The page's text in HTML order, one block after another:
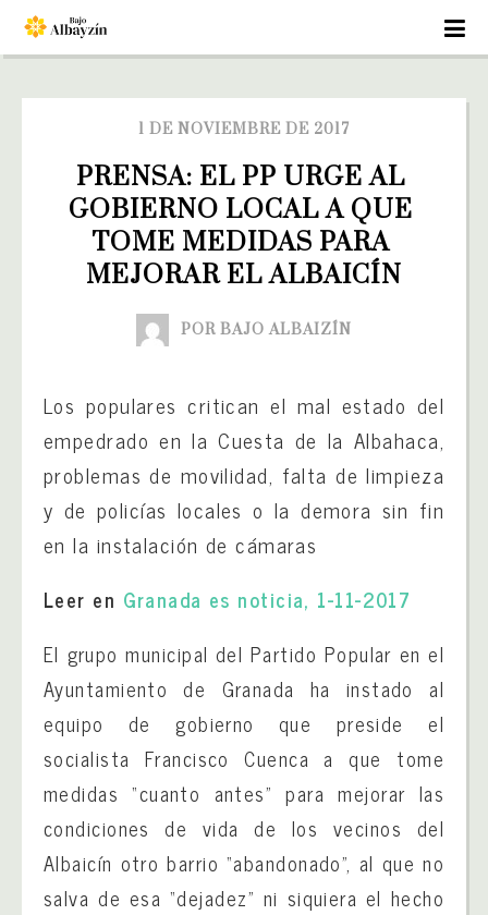
1 DE NOVIEMBRE DE 2017
PRENSA: EL PP URGE AL
GOBIERNO LOCAL A QUE
TOME MEDIDAS PARA
MEJORAR EL ALBAICÍN
POR BAJO ALBAIZÍN
Los populares critican el mal estado del
empedrado en la Cuesta de la Albahaca,
problemas de movilidad, falta de limpieza
y de policías locales o la demora sin fin
en la instalación de cámaras
Leer en Granada es noticia, 1-11-2017
El grupo municipal del Partido Popular en el
Ayuntamiento de Granada ha instado al
equipo de gobierno que preside el
socialista Francisco Cuenca a que tome
medidas “cuanto antes” para mejorar las
condiciones de vida de los vecinos del
Albaicín otro barrio “abandonado”, al que no
salva de esa “dejadez” ni siquiera el hecho